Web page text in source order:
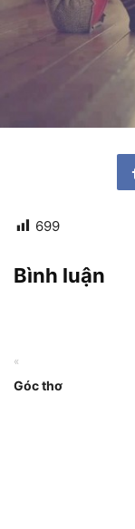
699
Bình luận
«
Góc thơ